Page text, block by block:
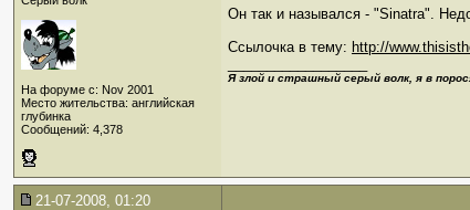
На форуме с: Nov 2001
Место жительства: английская
глубинка
Сообщений: 4,378
Он так и назывался - "Sinatra".
Ссылочка в тему: http://
Я злой и страшный серый волк, я в
21-07-2008, 01:20